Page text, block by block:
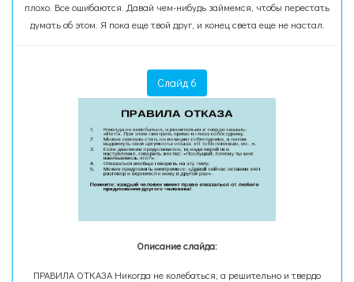
плохо. Все ошибаются. Давай чем-нибудь займемся, чтобы перестать
думать об этом. Я пока еще твой друг, и конец света еще не настал.
Слайд 6
Описание слайда:
ПРАВИЛА ОТКАЗА Никогда не колебаться, а решительно и твердо